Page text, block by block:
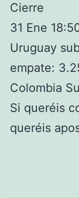
Cierre
31 Ene
Uruguay
empate:
Colombia
Si queréis
queréis